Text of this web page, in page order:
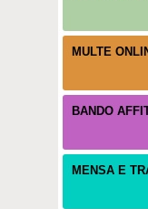
MULTE
BANDO
MENSA E